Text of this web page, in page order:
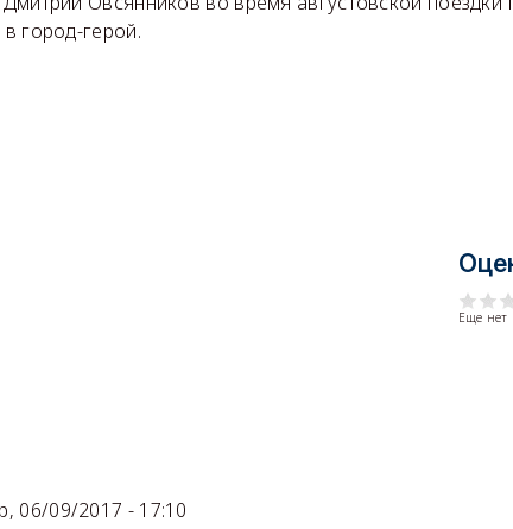
город-герой.
Еще нет
06/09/2017 - 17:10